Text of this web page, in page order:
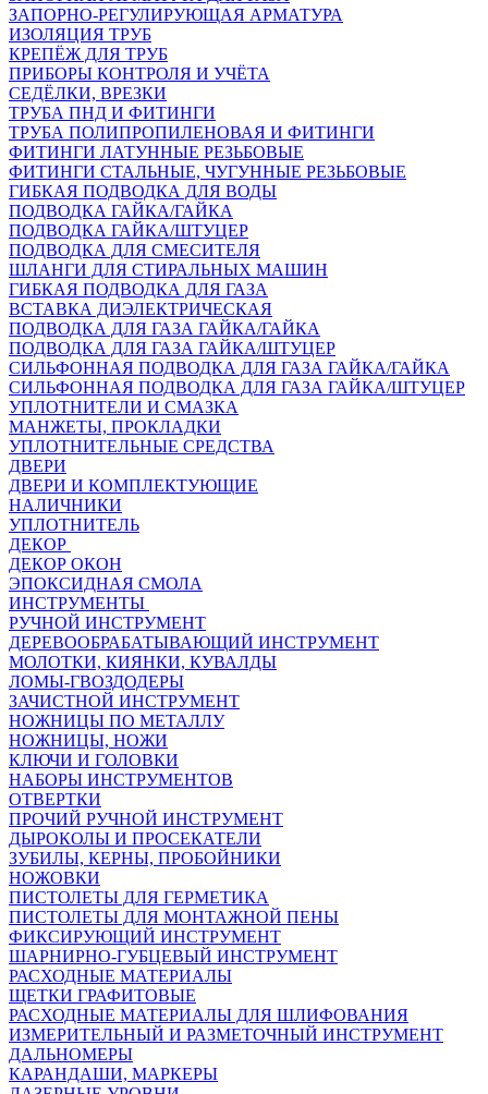
ЗАПОРНО-РЕГУЛИРУЮЩАЯ АРМАТУРА
ИЗОЛЯЦИЯ ТРУБ
КРЕПЁЖ ДЛЯ ТРУБ
ПРИБОРЫ КОНТРОЛЯ И УЧЁТА
СЕДЁЛКИ, ВРЕЗКИ
ТРУБА ПНД И ФИТИНГИ
ТРУБА ПОЛИПРОПИЛЕНОВАЯ И ФИТИНГИ
ФИТИНГИ ЛАТУННЫЕ РЕЗЬБОВЫЕ
ФИТИНГИ СТАЛЬНЫЕ, ЧУГУННЫЕ РЕЗЬБОВЫЕ
ГИБКАЯ ПОДВОДКА ДЛЯ ВОДЫ
ПОДВОДКА ГАЙКА/ГАЙКА
ПОДВОДКА ГАЙКА/ШТУЦЕР
ПОДВОДКА ДЛЯ СМЕСИТЕЛЯ
ШЛАНГИ ДЛЯ СТИРАЛЬНЫХ МАШИН
ГИБКАЯ ПОДВОДКА ДЛЯ ГАЗА
ВСТАВКА ДИЭЛЕКТРИЧЕСКАЯ
ПОДВОДКА ДЛЯ ГАЗА ГАЙКА/ГАЙКА
ПОДВОДКА ДЛЯ ГАЗА ГАЙКА/ШТУЦЕР
СИЛЬФОННАЯ ПОДВОДКА ДЛЯ ГАЗА ГАЙКА/ГАЙКА
СИЛЬФОННАЯ ПОДВОДКА ДЛЯ ГАЗА ГАЙКА/ШТУЦЕР
УПЛОТНИТЕЛИ И СМАЗКА
МАНЖЕТЫ, ПРОКЛАДКИ
УПЛОТНИТЕЛЬНЫЕ СРЕДСТВА
ДВЕРИ
ДВЕРИ И КОМПЛЕКТУЮЩИЕ
НАЛИЧНИКИ
УПЛОТНИТЕЛЬ
ДЕКОР
ДЕКОР ОКОН
ЭПОКСИДНАЯ СМОЛА
ИНСТРУМЕНТЫ
РУЧНОЙ ИНСТРУМЕНТ
ДЕРЕВООБРАБАТЫВАЮЩИЙ ИНСТРУМЕНТ
МОЛОТКИ, КИЯНКИ, КУВАЛДЫ
ЛОМЫ-ГВОЗДОДЕРЫ
ЗАЧИСТНОЙ ИНСТРУМЕНТ
НОЖНИЦЫ ПО МЕТАЛЛУ
НОЖНИЦЫ, НОЖИ
КЛЮЧИ И ГОЛОВКИ
НАБОРЫ ИНСТРУМЕНТОВ
ОТВЕРТКИ
ПРОЧИЙ РУЧНОЙ ИНСТРУМЕНТ
ДЫРОКОЛЫ И ПРОСЕКАТЕЛИ
ЗУБИЛЫ, КЕРНЫ, ПРОБОЙНИКИ
НОЖОВКИ
ПИСТОЛЕТЫ ДЛЯ ГЕРМЕТИКА
ПИСТОЛЕТЫ ДЛЯ МОНТАЖНОЙ ПЕНЫ
ФИКСИРУЮЩИЙ ИНСТРУМЕНТ
ШАРНИРНО-ГУБЦЕВЫЙ ИНСТРУМЕНТ
РАСХОДНЫЕ МАТЕРИАЛЫ
ЩЕТКИ ГРАФИТОВЫЕ
РАСХОДНЫЕ МАТЕРИАЛЫ ДЛЯ ШЛИФОВАНИЯ
ИЗМЕРИТЕЛЬНЫЙ И РАЗМЕТОЧНЫЙ ИНСТРУМЕНТ
ДАЛЬНОМЕРЫ
КАРАНДАШИ, МАРКЕРЫ